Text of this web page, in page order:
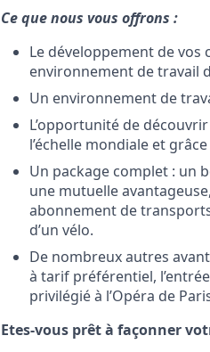
Ce que nous vous offrons :
Le développement de vos
environnement de travail
Un environnement de
L’opportunité de
l’échelle mondiale et
Un package complet : un
une mutuelle
abonnement de
d’un vélo.
De nombreux autres
à tarif préférentiel,
privilégié à l’Opéra de
Etes-vous prêt à façonner